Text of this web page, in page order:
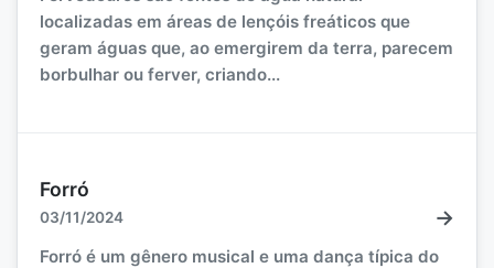
localizadas em áreas de lençóis freáticos que
geram águas que, ao emergirem da terra, parecem
borbulhar ou ferver, criando...
Forró
03/11/2024 →
Forró é um gênero musical e uma dança típica do